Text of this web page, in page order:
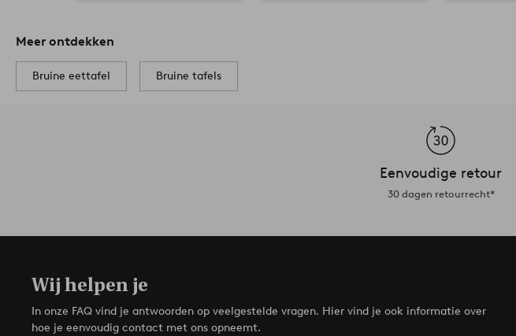
Meer ontdekken
Bruine eettafel Bruine tafels
Eenvoudige retour
30 dagen retourrecht*
Wij helpen je
In onze FAQ vind je antwoorden op veelgestelde vragen. Hier vind je ook informatie over
hoe je eenvoudig contact met ons opneemt.